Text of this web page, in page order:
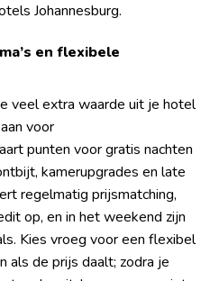
Johannesburg.
en flexibele
veel extra waarde uit je hotel
voor
punten voor gratis nachten
kamerupgrades en late
regelmatig prijsmatching,
op, en in het weekend zijn
Kies vroeg voor een flexibel
als de prijs daalt; zodra je